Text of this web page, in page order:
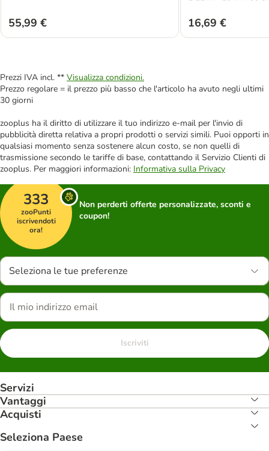
55,99 € 16,69 €
Prezzi IVA incl. ** Visualizza condizioni.
Prezzo regolare = il prezzo più basso che l'articolo ha avuto negli ultimi
30 giorni
zooplus ha il diritto di utilizzare il tuo indirizzo e-mail per l'invio di
pubblicità diretta relativa a propri prodotti o servizi simili. Puoi opporti in
qualsiasi momento senza sostenere alcun costo, se non quelli di
trasmissione secondo le tariffe di base, contattando il Servizio Clienti di
zooplus. Per maggiori informazioni: Informativa sulla Privacy
333
zooPunti
iscrivendoti
ora!
Non perderti offerte personalizzate, sconti e
coupon!
Seleziona le tue preferenze
Iscriviti
Servizi
Vantaggi
Acquisti
Seleziona Paese